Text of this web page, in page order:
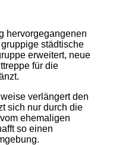
hervorgegangenen
städtische
erweitert, neue
für die
verlängert den
sich nur durch die
ehemaligen
so einen